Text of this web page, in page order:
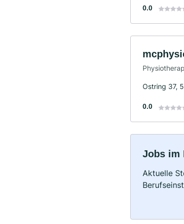
0.0
Ostring 37,
0.0
Jobs im
Aktuelle